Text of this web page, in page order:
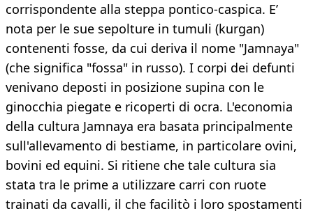
corrispondente alla steppa pontico-caspica. E’
nota per le sue sepolture in tumuli (kurgan)
contenenti fosse, da cui deriva il nome "Jamnaya"
(che significa "fossa" in russo). I corpi dei defunti
venivano deposti in posizione supina con le
ginocchia piegate e ricoperti di ocra. L'economia
della cultura Jamnaya era basata principalmente
sull'allevamento di bestiame, in particolare ovini,
bovini ed equini. Si ritiene che tale cultura sia
stata tra le prime a utilizzare carri con ruote
trainati da cavalli, il che facilitò i loro spostamenti